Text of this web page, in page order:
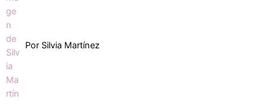
Por Silvia Martínez